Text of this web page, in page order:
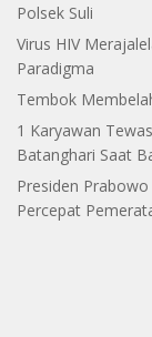
Polsek Suli
Virus HIV
Paradigma
Tembok
1 Karyawan
Batanghari Saat
Presiden
Percepat